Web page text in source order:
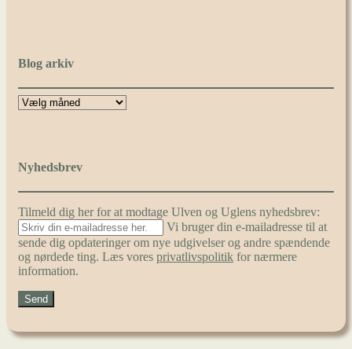
Blog arkiv
Nyhedsbrev
Tilmeld dig her for at modtage Ulven og Uglens nyhedsbrev:
Vi bruger din e-mailadresse til at
sende dig opdateringer om nye udgivelser og andre spændende
og nørdede ting. Læs vores privatlivspolitik for nærmere
information.